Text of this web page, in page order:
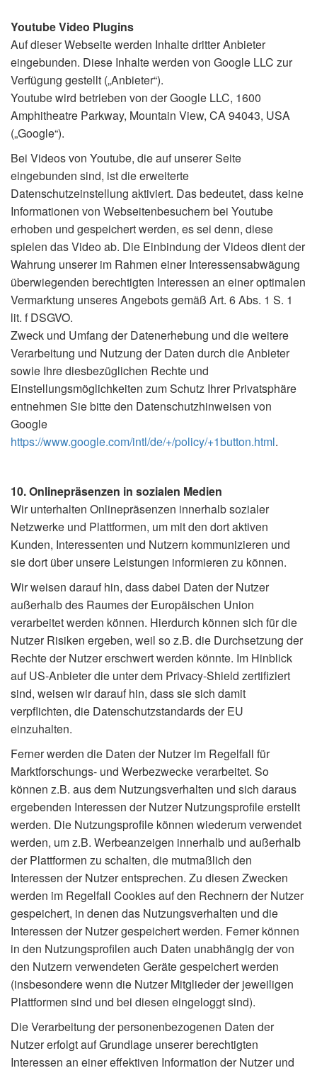
Youtube Video Plugins
Auf dieser Webseite werden Inhalte dritter Anbieter
eingebunden. Diese Inhalte werden von Google LLC zur
Verfügung gestellt („Anbieter“).
Youtube wird betrieben von der Google LLC, 1600
Amphitheatre Parkway, Mountain View, CA 94043, USA
(„Google“).
Bei Videos von Youtube, die auf unserer Seite
eingebunden sind, ist die erweiterte
Datenschutzeinstellung aktiviert. Das bedeutet, dass keine
Informationen von Webseitenbesuchern bei Youtube
erhoben und gespeichert werden, es sei denn, diese
spielen das Video ab. Die Einbindung der Videos dient der
Wahrung unserer im Rahmen einer Interessensabwägung
überwiegenden berechtigten Interessen an einer optimalen
Vermarktung unseres Angebots gemäß Art. 6 Abs. 1 S. 1
lit. f DSGVO.
Zweck und Umfang der Datenerhebung und die weitere
Verarbeitung und Nutzung der Daten durch die Anbieter
sowie Ihre diesbezüglichen Rechte und
Einstellungsmöglichkeiten zum Schutz Ihrer Privatsphäre
entnehmen Sie bitte den Datenschutzhinweisen von
Google
https://www.google.com/intl/de/+/policy/+1button.html.
10. Onlinepräsenzen in sozialen Medien
Wir unterhalten Onlinepräsenzen innerhalb sozialer
Netzwerke und Plattformen, um mit den dort aktiven
Kunden, Interessenten und Nutzern kommunizieren und
sie dort über unsere Leistungen informieren zu können.
Wir weisen darauf hin, dass dabei Daten der Nutzer
außerhalb des Raumes der Europäischen Union
verarbeitet werden können. Hierdurch können sich für die
Nutzer Risiken ergeben, weil so z.B. die Durchsetzung der
Rechte der Nutzer erschwert werden könnte. Im Hinblick
auf US-Anbieter die unter dem Privacy-Shield zertifiziert
sind, weisen wir darauf hin, dass sie sich damit
verpflichten, die Datenschutzstandards der EU
einzuhalten.
Ferner werden die Daten der Nutzer im Regelfall für
Marktforschungs- und Werbezwecke verarbeitet. So
können z.B. aus dem Nutzungsverhalten und sich daraus
ergebenden Interessen der Nutzer Nutzungsprofile erstellt
werden. Die Nutzungsprofile können wiederum verwendet
werden, um z.B. Werbeanzeigen innerhalb und außerhalb
der Plattformen zu schalten, die mutmaßlich den
Interessen der Nutzer entsprechen. Zu diesen Zwecken
werden im Regelfall Cookies auf den Rechnern der Nutzer
gespeichert, in denen das Nutzungsverhalten und die
Interessen der Nutzer gespeichert werden. Ferner können
in den Nutzungsprofilen auch Daten unabhängig der von
den Nutzern verwendeten Geräte gespeichert werden
(insbesondere wenn die Nutzer Mitglieder der jeweiligen
Plattformen sind und bei diesen eingeloggt sind).
Die Verarbeitung der personenbezogenen Daten der
Nutzer erfolgt auf Grundlage unserer berechtigten
Interessen an einer effektiven Information der Nutzer und